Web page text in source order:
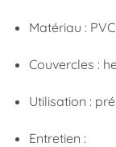
Matériau :
Couvercles :
Utilisation :
Entretien :